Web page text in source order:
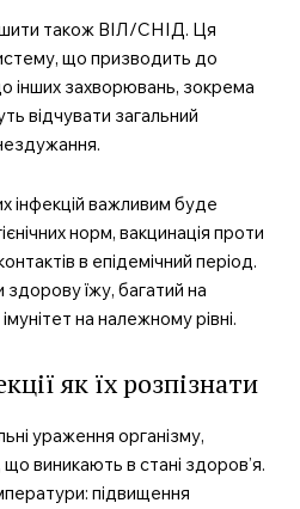
медичний
також ВІЛ/СНІД. Ця
що призводить до
інших захворювань, зокрема
відчувати загальний
інфекцій важливим буде
норм, вакцинація проти
в епідемічний період.
їжу, багатий на
на належному рівні.
як їх розпізнати
ураження організму,
виникають в стані здоров’я.
підвищення